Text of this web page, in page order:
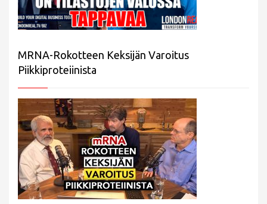
MRNA-Rokotteen Keksijän Varoitus
Piikkiproteiinista